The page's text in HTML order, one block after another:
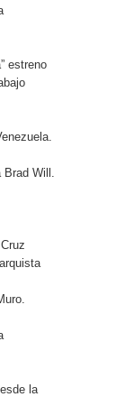
estreno
Will.
la